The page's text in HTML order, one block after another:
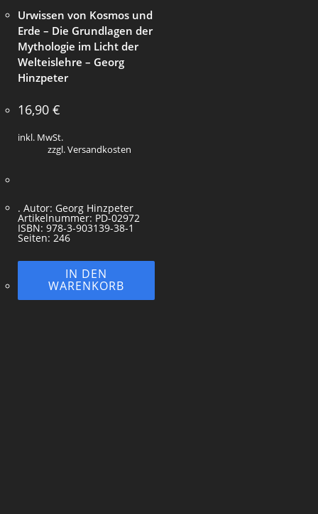
Urwissen von Kosmos und
Erde – Die Grundlagen der
Mythologie im Licht der
Welteislehre – Georg
Hinzpeter
16,90 €
inkl. MwSt.
zzgl. Versandkosten
. Autor: Georg Hinzpeter
Artikelnummer: PD-02972
ISBN: 978-3-903139-38-1
Seiten: 246
IN DEN
WARENKORB